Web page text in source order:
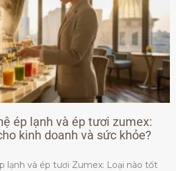
ép lạnh và ép tươi zumex:
kinh doanh và sức khỏe?
lạnh và ép tươi Zumex: Loại nào tốt